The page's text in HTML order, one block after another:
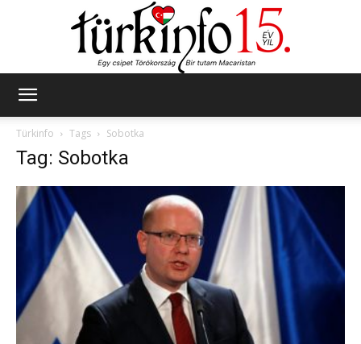
Türkinfo
Tags Sobotka
Tag: Sobotka